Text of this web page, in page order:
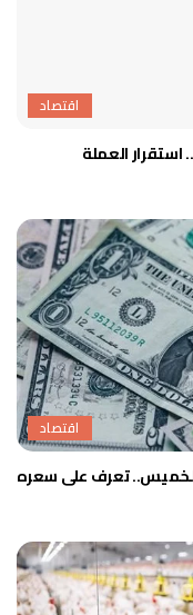
اقتصاد
سعر الدولار اليوم الجمعة 7 أغسطس 2026.. استقرار العملة
اقتصاد
الخميس.. تعرف على سعره